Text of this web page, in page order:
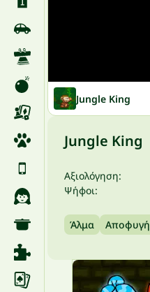
Jungle King
Jungle King
Αξιολόγηση:
Ψήφοι:
Άλμα Αποφυγή